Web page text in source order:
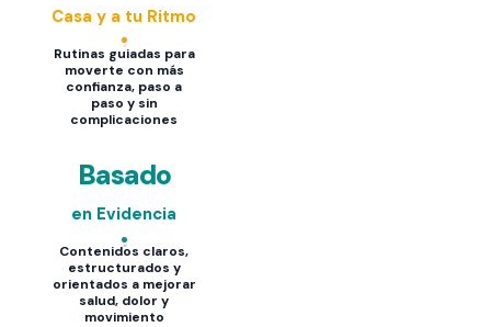
Casa y a tu Ritmo
Rutinas guiadas para
moverte con más
confianza, paso a
paso y sin
complicaciones
Basado
en Evidencia
Contenidos claros,
estructurados y
orientados a mejorar
salud, dolor y
movimiento